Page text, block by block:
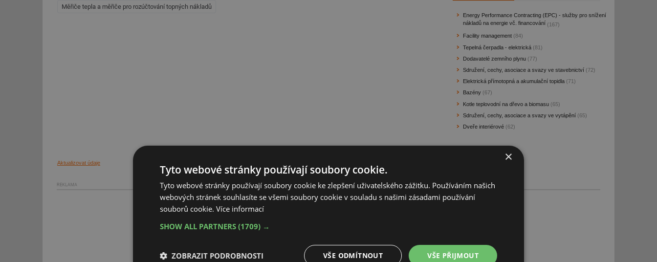
Měřiče tepla a měřiče pro rozúčtování topných nákladů
Energy Performance Contracting (EPC) - služby pro snížení
nákladů na energie vč. financování (167)
Facility management (84)
Tepelná čerpadla - elektrická (81)
Dodavatelé zemního plynu (77)
Sdružení, cechy, asociace a svazy ve stavebnictví (72)
Elektrická přímotopná a akumulační topidla (71)
Bazény (67)
Kotle teplovodní na dřevo a biomasu (65)
Sdružení, cechy, asociace a svazy ve vytápění (65)
Dveře interiérové (62)
Aktualizovat údaje
REKLAMA
×
Tyto webové stránky používají soubory cookie.
Tyto webové stránky používají soubory cookie ke zlepšení uživatelského zážitku. Používáním našich
webových stránek souhlasíte se všemi soubory cookie v souladu s našimi zásadami používání
souborů cookie. Více informací
SHOW ALL PARTNERS (1709) →
VŠE PŘIJMOUT
VŠE ODMÍTNOUT
ZOBRAZIT PODROBNOSTI